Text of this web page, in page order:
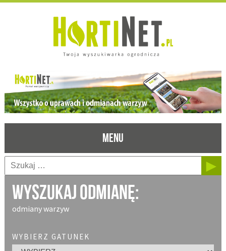
MENU
Wyszukaj odmianę:
odmiany warzyw
WYBIERZ GATUNEK